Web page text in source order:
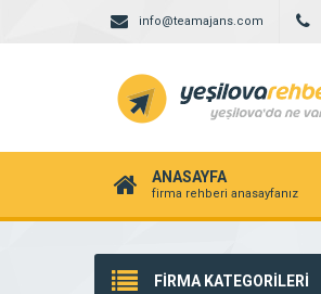
info@teamajans.com
ANASAYFA
firma rehberi anasayfanız
FİRMA KATEGORİLERİ